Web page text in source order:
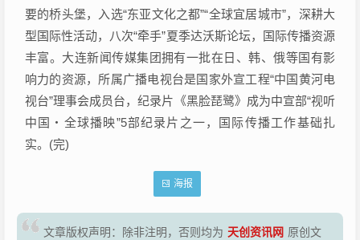
要的桥头堡，入选“东亚文化之都”“全球宜居城市”，深耕大
型国际性活动，八次“牵手”夏季达沃斯论坛，国际传播资源
丰富。大连新闻传媒集团拥有一批在日、韩、俄等国有影
响力的资源，所属广播电视台是国家外宣工程“中国黄河电
视台”理事会成员台，纪录片《黑脸琵鹭》成为中宣部“视听
中国・全球播映”5部纪录片之一，国际传播工作基础扎
实。(完)
海报
文章版权声明：除非注明，否则均为 天创资讯网 原创文